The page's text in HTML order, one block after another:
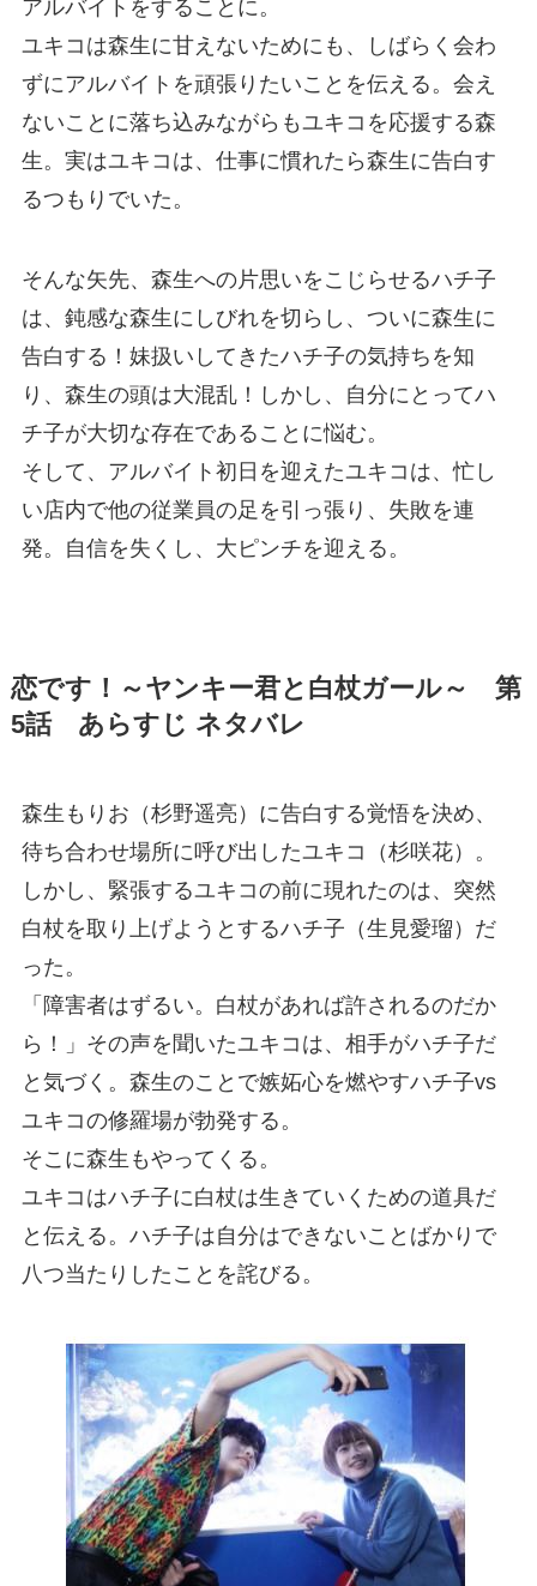
アルバイトをすることに。
ユキコは森生に甘えないためにも、しばらく会わ
ずにアルバイトを頑張りたいことを伝える。会え
ないことに落ち込みながらもユキコを応援する森
生。実はユキコは、仕事に慣れたら森生に告白す
るつもりでいた。
そんな矢先、森生への片思いをこじらせるハチ子
は、鈍感な森生にしびれを切らし、ついに森生に
告白する！妹扱いしてきたハチ子の気持ちを知
り、森生の頭は大混乱！しかし、自分にとってハ
チ子が大切な存在であることに悩む。
そして、アルバイト初日を迎えたユキコは、忙し
い店内で他の従業員の足を引っ張り、失敗を連
発。自信を失くし、大ピンチを迎える。
恋です！～ヤンキー君と白杖ガール～ 第
5話 あらすじ ネタバレ
森生もりお（杉野遥亮）に告白する覚悟を決め、
待ち合わせ場所に呼び出したユキコ（杉咲花）。
しかし、緊張するユキコの前に現れたのは、突然
白杖を取り上げようとするハチ子（生見愛瑠）だ
った。
「障害者はずるい。白杖があれば許されるのだか
ら！」その声を聞いたユキコは、相手がハチ子だ
と気づく。森生のことで嫉妬心を燃やすハチ子vs
ユキコの修羅場が勃発する。
そこに森生もやってくる。
ユキコはハチ子に白杖は生きていくための道具だ
と伝える。ハチ子は自分はできないことばかりで
八つ当たりしたことを詫びる。